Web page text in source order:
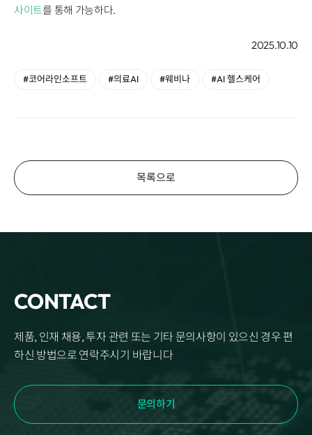
사이트를 통해 가능하다.
2025.10.10
#코어라인소프트 #의료AI #웨비나 #AI 헬스케어
목록으로
CONTACT
제품, 인재 채용, 투자 관련 또는 기타 문의사항이 있으신 경우 편
하신 방법으로 연락주시기 바랍니다
문의하기